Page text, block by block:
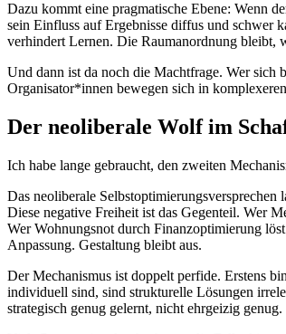
Dazu kommt eine pragmatische Ebene: Wenn
sein Einfluss auf Ergebnisse diffus und schwer
verhindert Lernen. Die Raumanordnung bleibt,
Und dann ist da noch die Machtfrage. Wer sich
Organisator*innen bewegen sich in
Der neoliberale Wolf im
Ich habe lange gebraucht, den zweiten
Das neoliberale
Diese negative Freiheit ist das Gegenteil. Wer
Wer Wohnungsnot durch Finanzoptimierung
Anpassung. Gestaltung bleibt aus.
Der Mechanismus ist doppelt perfide. Erstens
individuell sind, sind strukturelle Lösungen
strategisch genug gelernt, nicht ehrgeizig genug.